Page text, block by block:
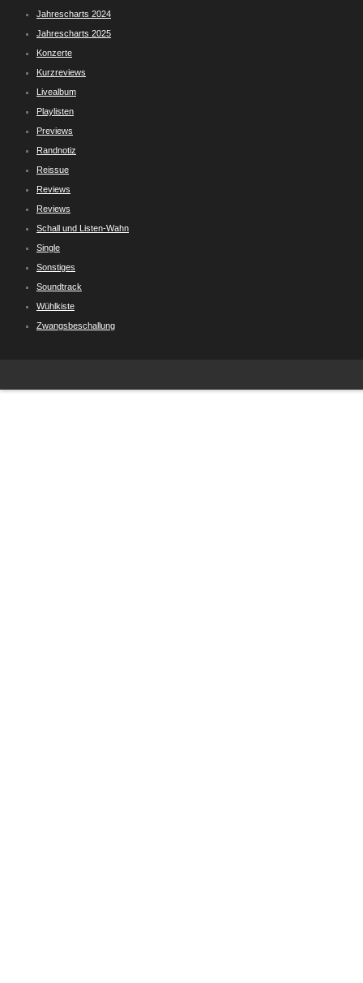
Jahrescharts 2024
Jahrescharts 2025
Konzerte
Kurzreviews
Livealbum
Playlisten
Previews
Randnotiz
Reissue
Reviews
Reviews
Schall und Listen-Wahn
Single
Sonstiges
Soundtrack
Wühlkiste
Zwangsbeschallung